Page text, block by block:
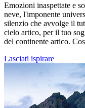
Emozioni inaspettate e
neve, l'imponente
silenzio che avvolge il
cielo artico, per il tuo
del continente artico.
Lasciati ispirare